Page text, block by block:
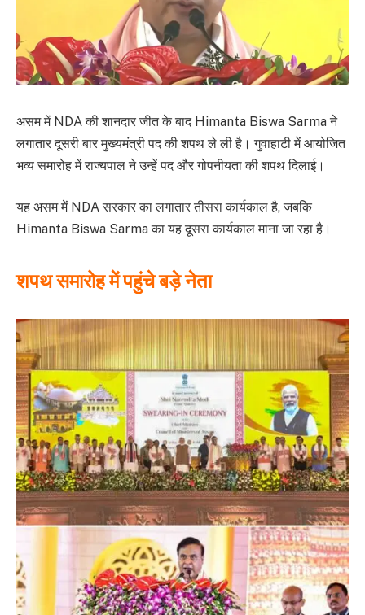
असम में NDA की शानदार जीत के बाद Himanta Biswa Sarma ने
लगातार दूसरी बार मुख्यमंत्री पद की शपथ ले ली है। गुवाहाटी में आयोजित
भव्य समारोह में राज्यपाल ने उन्हें पद और गोपनीयता की शपथ दिलाई।
यह असम में NDA सरकार का लगातार तीसरा कार्यकाल है, जबकि
Himanta Biswa Sarma का यह दूसरा कार्यकाल माना जा रहा है।
शपथ समारोह में पहुंचे बड़े नेता